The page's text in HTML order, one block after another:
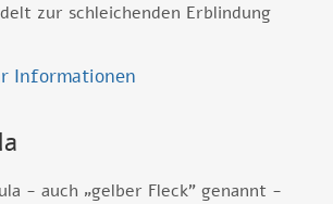
zur schleichenden Erblindung
Informationen
- auch „gelber Fleck" genannt -